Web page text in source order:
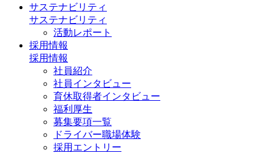
サステナビリティ
サステナビリティ
活動レポート
採用情報
採用情報
社員紹介
社員インタビュー
育休取得者インタビュー
福利厚生
募集要項一覧
ドライバー職場体験
採用エントリー